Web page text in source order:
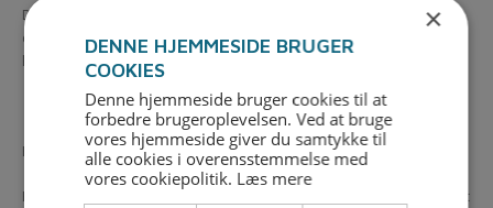
Det vil typisk være din hjælpemiddelafdeling eller visitationen,
der tager sig af disse henvendelser, vedr. el scooter gennem
kommunen.
Efter du er godkendt til et tilskud:
Bek Mobility elscooter hjælper dig videre, når du har modtaget
×
DENNE HJEMMESIDE BRUGER
COOKIES
Denne hjemmeside bruger cookies til at
forbedre brugeroplevelsen. Ved at bruge
vores hjemmeside giver du samtykke til
alle cookies i overensstemmelse med
vores cookiepolitik. Læs mere